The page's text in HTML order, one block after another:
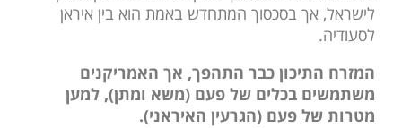
לישראל, אך בסכסוך המתחדש באמת הוא בין איראן
לסעודיה.
המזרח התיכון כבר התהפך, אך האמריקנים
משתמשים בכלים של פעם (משא ומתן), למען
מטרות של פעם (הגרעין האיראני).